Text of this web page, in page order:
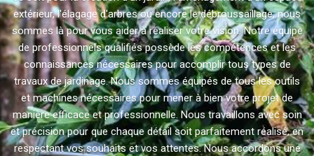
extérieur, l'élagage d'arbres ou encore le débroussaillage, nous
sommes là pour vous aider à réaliser votre vision. Notre équipe
de professionnels qualifiés possède les compétences et les
connaissances nécessaires pour accomplir tous types de
travaux de jardinage. Nous sommes équipés de tous les outils
et machines nécessaires pour mener à bien votre projet de
manière efficace et professionnelle. Nous travaillons avec soin
et précision pour que chaque détail soit parfaitement réalisé, en
respectant vos souhaits et vos attentes. Nous accordons une